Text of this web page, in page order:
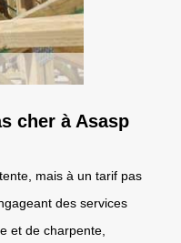
cher à Asasp
mais à un tarif pas
des services
et de charpente,